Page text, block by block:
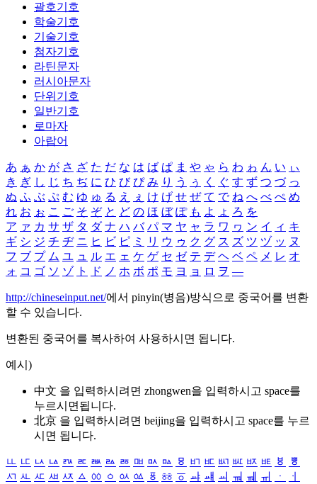
괄호기호
학술기호
기술기호
첨자기호
라틴문자
러시아문자
단위기호
일반기호
로마자
아랍어
あ ぁ か が さ ざ た だ な は ば ぱ ま や ゃ ら わ ゎ ん い ぃ
き ぎ し じ ち ぢ に ひ び ぴ み り う ぅ く ぐ す ず つ づ っ
ぬ ふ ぶ ぷ む ゆ ゅ る え ぇ け げ せ ぜ て で ね へ べ ぺ め
れ お ぉ こ ご そ ぞ と ど の ほ ぼ ぽ も よ ょ ろ を
ア ァ カ サ ザ タ ダ ナ ハ バ パ マ ヤ ャ ラ ワ ヮ ン イ ィ キ
ギ シ ジ チ ヂ ニ ヒ ビ ピ ミ リ ウ ゥ ク グ ス ズ ツ ヅ ッ ヌ
フ ブ プ ム ユ ュ ル エ ェ ケ ゲ セ ゼ テ デ ヘ ベ ペ メ レ オ
ォ コ ゴ ソ ゾ ト ド ノ ホ ボ ポ モ ヨ ョ ロ ヲ ―
http://chineseinput.net/에서 pinyin(병음)방식으로 중국어를 변환
할 수 있습니다.
변환된 중국어를 복사하여 사용하시면 됩니다.
예시)
中文 을 입력하시려면 zhongwen을 입력하시고 space를
누르시면됩니다.
北京 을 입력하시려면 beijing을 입력하시고 space를 누르
시면 됩니다.
ㅥ ㅦ ㅧ ㅨ ㅩ ㅪ ㅫ ㅬ ㅭ ㅮ ㅯ ㅰ ㅱ ㅲ ㅳ ㅴ ㅵ ㅶ ㅷ ㅸ
ㅹ
ㅺ ㅻ ㅼ ㅽ ㅾ ㅿ ㆀ ㆁ ㆂ ㆃ ㆄ ㆅ ㆆ ㆇ ㆈ ㆉ ㆊ ㆋ ㆌ ㆍ
ㆎ